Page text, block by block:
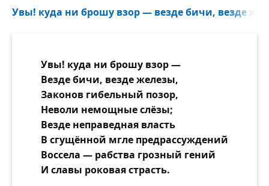
Увы! куда ни брошу взор — везде бичи, везде
Увы! куда ни брошу взор —
Везде бичи, везде железы,
Законов гибельный позор,
Неволи немощные слёзы;
Везде неправедная власть
В сгущённой мгле предрассуждений
Воссела — рабства грозный гений
И славы роковая страсть.